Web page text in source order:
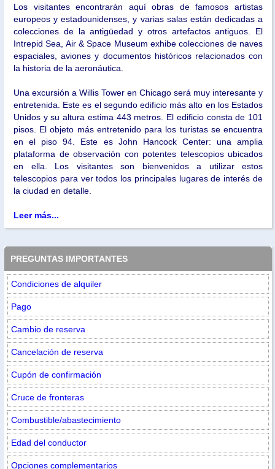
Los visitantes encontrarán aquí obras de famosos artistas
europeos y estadounidenses, y varias salas están dedicadas a
colecciones de la antigüedad y otros artefactos antiguos. El
Intrepid Sea, Air & Space Museum exhibe colecciones de naves
espaciales, aviones y documentos históricos relacionados con
la historia de la aeronáutica.
Una excursión a Willis Tower en Chicago será muy interesante y
entretenida. Este es el segundo edificio más alto en los Estados
Unidos y su altura estima 443 metros. El edificio consta de 101
pisos. El objeto más entretenido para los turistas se encuentra
en el piso 94. Este es John Hancock Center: una amplia
plataforma de observación con potentes telescopios ubicados
en ella. Los visitantes son bienvenidos a utilizar estos
telescopios para ver todos los principales lugares de interés de
la ciudad en detalle.
Leer más...
PREGUNTAS IMPORTANTES
Condiciones de alquiler
Pago
Cambio de reserva
Cancelación de reserva
Cupón de confirmación
Cruce de fronteras
Combustible/abastecimiento
Edad del conductor
Opciones complementarios